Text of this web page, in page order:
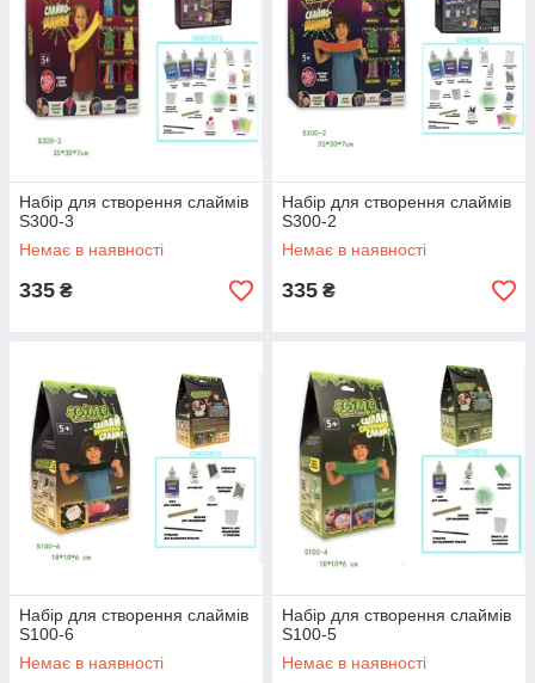
Набір для створення слаймів
S300-3
Немає в наявності
335 ₴
Набір для створення слаймів
S300-2
Немає в наявності
335 ₴
Набір для створення слаймів
S100-6
Немає в наявності
Набір для створення слаймів
S100-5
Немає в наявності